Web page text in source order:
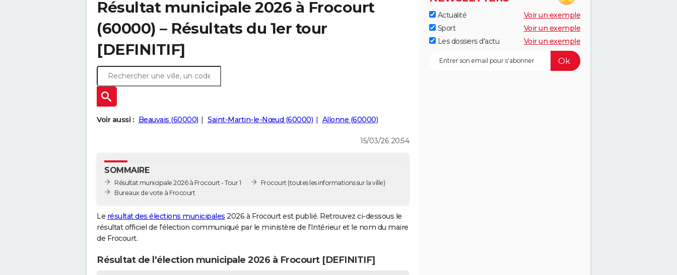
Résultat municipale 2026 à Frocourt
(60000) – Résultats du 1er tour
[DEFINITIF]
Voir aussi : Beauvais (60000) Saint-Martin-le-Nœud (60000) Allonne (60000)
15/03/26 20:54
SOMMAIRE
Résultat municipale 2026 à Frocourt - Tour 1
Bureaux de vote à Frocourt
Frocourt (toutes les informations sur la ville)
Le résultat des élections municipales 2026 à Frocourt est publié. Retrouvez ci-dessous le
résultat officiel de l'élection communiqué par le ministère de l'Intérieur et le nom du maire
de Frocourt.
Résultat de l'élection municipale 2026 à Frocourt [DEFINITIF]
Actualité
Voir un exemple
Sport
Voir un exemple
Les dossiers d'actu
Voir un exemple